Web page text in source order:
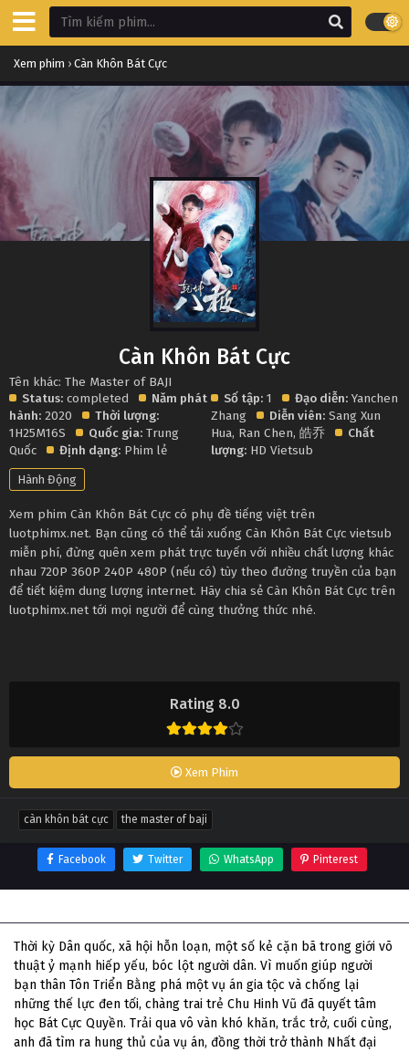
Xem phim › Càn Khôn Bát Cực
Rating 8.0
Xem Phim
Càn Khôn Bát Cực
Tên khác: The Master of BAJI
Status: completed
Năm phát
hành: 2020
Thời lượng:
1H25M16S
Quốc gia: Trung
Quốc
Định dạng: Phim lẻ
Số tập: 1 Đạo diễn: Yanchen
Zhang
Diễn viên: Sang Xun
Hua, Ran Chen,皓乔
Chất
lượng: HD Vietsub
Hành Động
Xem phim Càn Khôn Bát Cực có phụ đề tiếng việt trên
luotphimx.net. Bạn cũng có thể tải xuống Càn Khôn Bát Cực vietsub
miễn phí, đừng quên xem phát trực tuyến với nhiều chất lượng khác
nhau 720P 360P 240P 480P (nếu có) tùy theo đường truyền của bạn
để tiết kiệm dung lượng internet. Hãy chia sẻ Càn Khôn Bát Cực trên
luotphimx.net tới mọi người để cùng thưởng thức nhé.
càn khôn bát cực the master of baji
Facebook Twitter WhatsApp Pinterest
Thời kỳ Dân quốc, xã hội hỗn loạn, một số kẻ cặn bã trong giới võ
thuật ỷ mạnh hiếp yếu, bóc lột người dân. Vì muốn giúp người
bạn thân Tôn Triển Bằng phá một vụ án gia tộc và chống lại
những thế lực đen tối, chàng trai trẻ Chu Hinh Vũ đã quyết tâm
học Bát Cực Quyền. Trải qua vô vàn khó khăn, trắc trở, cuối cùng,
anh đã tìm ra hung thủ của vụ án, đồng thời trở thành Nhất đại